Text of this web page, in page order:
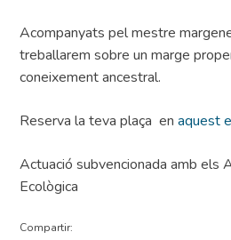
Acompanyats pel mestre
treballarem sobre un marge
coneixement ancestral.
Reserva la teva plaça enaquest
Actuació subvencionada amb els
Ecològica
Compartir: